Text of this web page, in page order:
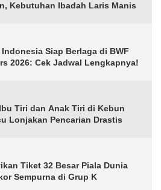
Kebutuhan Ibadah Laris Manis
Siap Berlaga di BWF
2026: Cek Jadwal Lengkapnya!
Tiri dan Anak Tiri di Kebun
Lonjakan Pencarian Drastis
Tiket 32 Besar Piala Dunia
Sempurna di Grup K